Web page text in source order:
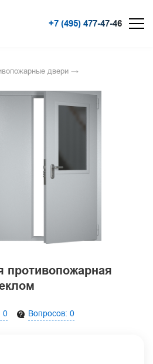
+7 (495) 477-47-46
двери →
противопожарная
0 Вопросов: 0